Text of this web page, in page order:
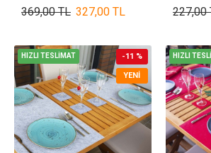
327,00 TL
369,00 TL 227,00
HIZLI TESLİMAT
YENI
-11 % HIZLI